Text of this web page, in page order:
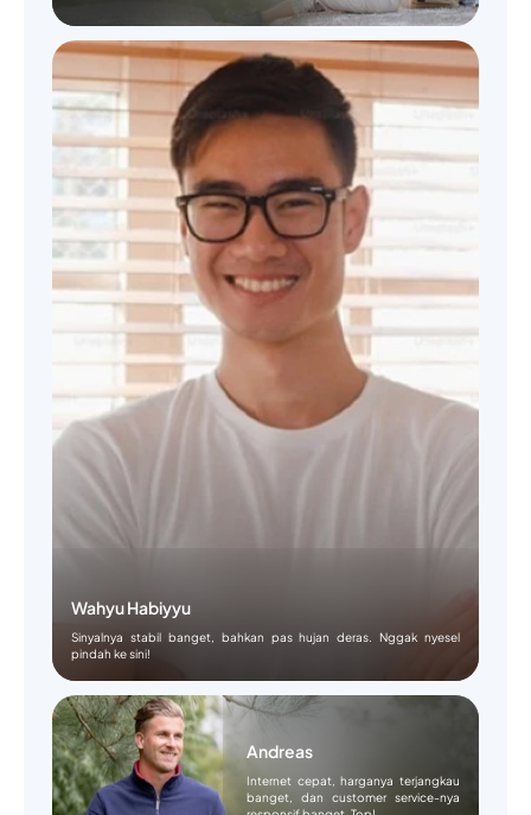
Wahyu Habiyyu
Sinyalnya stabil banget, bahkan pas hujan deras. Nggak nyesel
pindah ke sini!
Andreas
Internet cepat, harganya terjangkau
banget, dan customer service-nya